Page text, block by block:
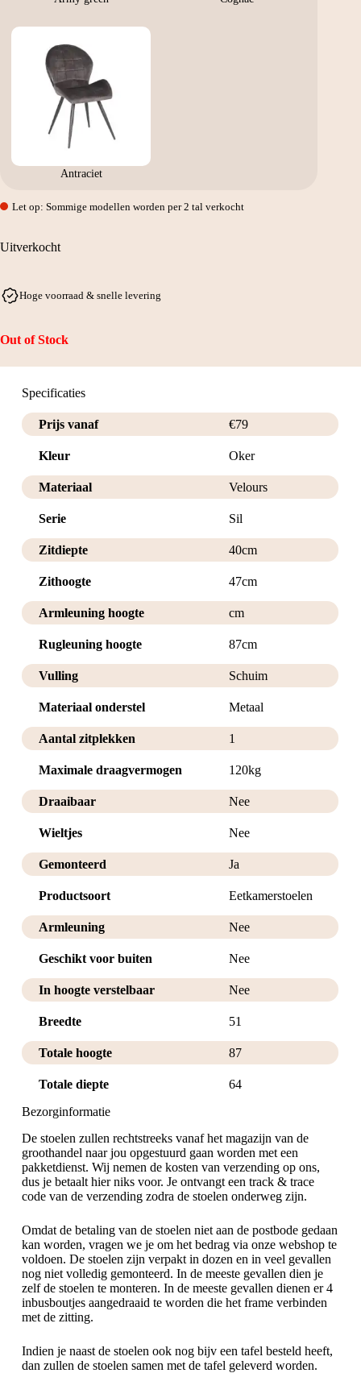
Antraciet
Let op: Sommige modellen worden per 2 tal verkocht
Uitverkocht
Hoge voorraad & snelle levering
Out of Stock
Specificaties
Prijs vanaf €79
Kleur Oker
Materiaal Velours
Serie Sil
Zitdiepte 40cm
Zithoogte 47cm
Armleuning hoogte cm
Rugleuning hoogte 87cm
Vulling Schuim
Materiaal onderstel Metaal
Aantal zitplekken 1
Maximale draagvermogen 120kg
Draaibaar Nee
Wieltjes Nee
Gemonteerd Ja
Productsoort Eetkamerstoelen
Armleuning Nee
Geschikt voor buiten Nee
In hoogte verstelbaar Nee
Breedte 51
Totale hoogte 87
Totale diepte
64
Bezorginformatie
De stoelen zullen rechtstreeks vanaf het magazijn van de
groothandel naar jou opgestuurd gaan worden met een
pakketdienst. Wij nemen de kosten van verzending op ons,
dus je betaalt hier niks voor. Je ontvangt een track & trace
code van de verzending zodra de stoelen onderweg zijn.
Omdat de betaling van de stoelen niet aan de postbode gedaan
kan worden, vragen we je om het bedrag via onze webshop te
voldoen. De stoelen zijn verpakt in dozen en in veel gevallen
nog niet volledig gemonteerd. In de meeste gevallen dien je
zelf de stoelen te monteren. In de meeste gevallen dienen er 4
inbusboutjes aangedraaid te worden die het frame verbinden
met de zitting.
Indien je naast de stoelen ook nog bijv een tafel besteld heeft,
dan zullen de stoelen samen met de tafel geleverd worden.